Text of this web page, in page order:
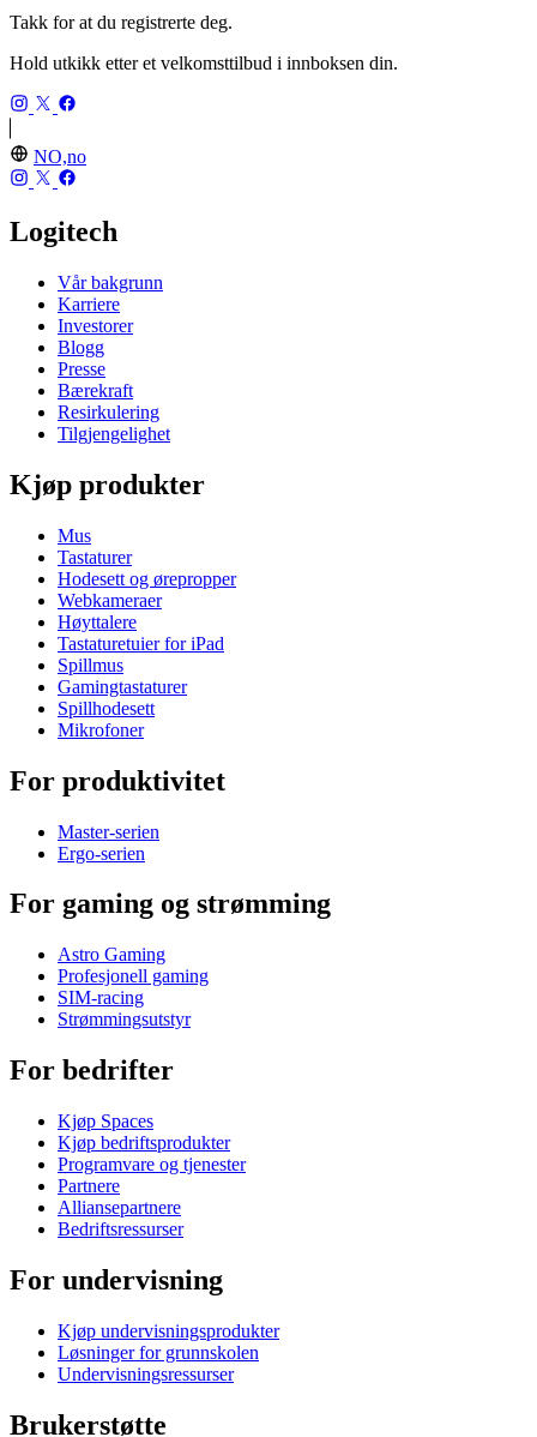
Takk for at du registrerte deg.
Hold utkikk etter et velkomsttilbud i innboksen din.
NO,no
Logitech
Vår bakgrunn
Karriere
Investorer
Blogg
Presse
Bærekraft
Resirkulering
Tilgjengelighet
Kjøp produkter
Mus
Tastaturer
Hodesett og ørepropper
Webkameraer
Høyttalere
Tastaturetuier for iPad
Spillmus
Gamingtastaturer
Spillhodesett
Mikrofoner
For produktivitet
Master-serien
Ergo-serien
For gaming og strømming
Astro Gaming
Profesjonell gaming
SIM-racing
Strømmingsutstyr
For bedrifter
Kjøp Spaces
Kjøp bedriftsprodukter
Programvare og tjenester
Partnere
Alliansepartnere
Bedriftsressurser
For undervisning
Kjøp undervisningsprodukter
Løsninger for grunnskolen
Undervisningsressurser
Brukerstøtte